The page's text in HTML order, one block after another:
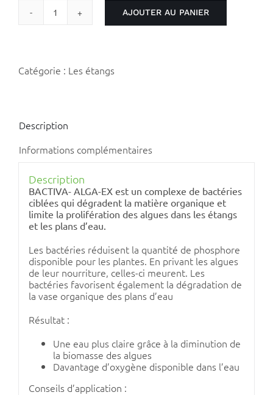
quantité
AJOUTER AU PANIER
Catégorie : Les étangs
Description
Informations complémentaires
Description
BACTIVA- ALGA-EX est un complexe de bactéries
ciblées qui dégradent la matière organique et
limite la prolifération des algues dans les étangs
et les plans d’eau.
Les bactéries réduisent la quantité de phosphore
disponible pour les plantes. En privant les algues
de leur nourriture, celles-ci meurent. Les
bactéries favorisent également la dégradation de
la vase organique des plans d’eau
Résultat :
Une eau plus claire grâce à la diminution de
la biomasse des algues
Davantage d’oxygène disponible dans l’eau
Conseils d’application :